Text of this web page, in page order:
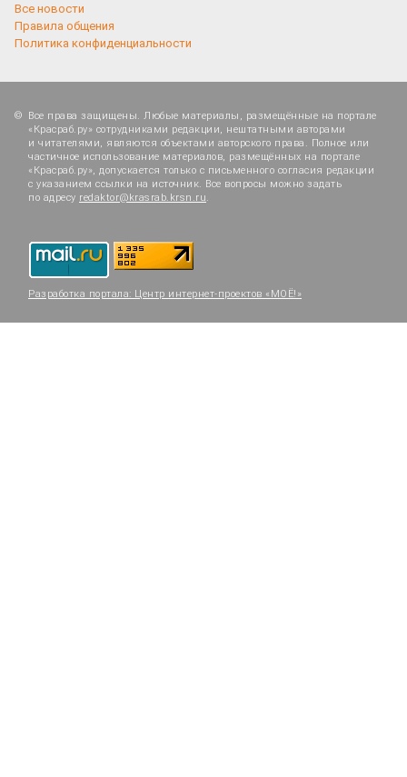
Все новости
Правила общения
Политика конфиденциальности
Все права защищены. Любые материалы, размещённые на портале
«Красраб.ру» сотрудниками редакции, нештатными авторами
и читателями, являются объектами авторского права. Полное или
частичное использование материалов, размещённых на портале
«Красраб.ру», допускается только с письменного согласия редакции
с указанием ссылки на источник. Все вопросы можно задать
по адресу redaktor@krasrab.krsn.ru.
Разработка портала: Центр интернет-проектов «МОЁ!»